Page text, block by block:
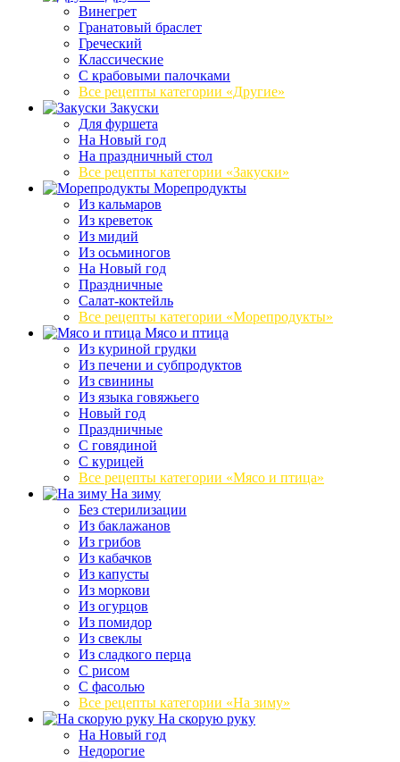
Винегрет
Гранатовый браслет
Греческий
Классические
С крабовыми палочками
Все рецепты категории «Другие»
Закуски
Для фуршета
На Новый год
На праздничный стол
Все рецепты категории «Закуски»
Морепродукты
Из кальмаров
Из креветок
Из мидий
Из осьминогов
На Новый год
Праздничные
Салат-коктейль
Все рецепты категории «Морепродукты»
Мясо и птица
Из куриной грудки
Из печени и субпродуктов
Из свинины
Из языка говяжьего
Новый год
Праздничные
С говядиной
С курицей
Все рецепты категории «Мясо и птица»
На зиму
Без стерилизации
Из баклажанов
Из грибов
Из кабачков
Из капусты
Из моркови
Из огурцов
Из помидор
Из свеклы
Из сладкого перца
С рисом
С фасолью
Все рецепты категории «На зиму»
На скорую руку
На Новый год
Недорогие